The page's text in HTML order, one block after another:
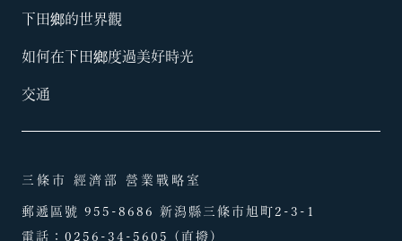
下田鄉的世界觀
如何在下田鄉度過美好時光
交通
三條市 經濟部 營業戰略室
郵遞區號 955-8686 新潟縣三條市旭町2-3-1
電話： 0256-34-5605 (直撥)